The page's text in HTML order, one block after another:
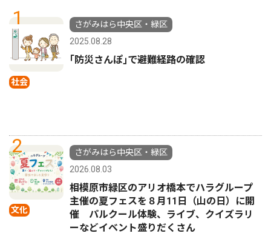
1
社会
さがみはら中央区・緑区
2025.08.28
｢防災さんぽ｣で避難経路の確認
2
文化
さがみはら中央区・緑区
2026.08.03
相模原市緑区のアリオ橋本でハラグループ
主催の夏フェスを８月11日（山の日）に開
催 パルクール体験、ライブ、クイズラリ
ーなどイベント盛りだくさん